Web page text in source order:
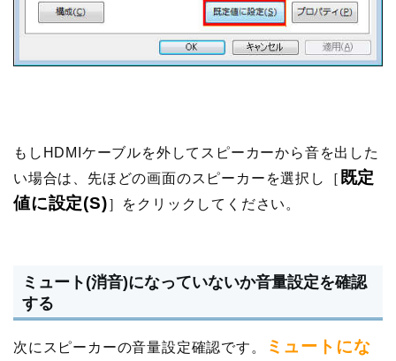
もしHDMIケーブルを外してスピーカーから音を出した
い場合は、先ほどの画面のスピーカーを選択し［ 既定
値に設定(S)］をクリックしてください。
ミュート(消音)になっていないか音量設定を確認
する
次にスピーカーの音量設定確認です。
ミュートにな